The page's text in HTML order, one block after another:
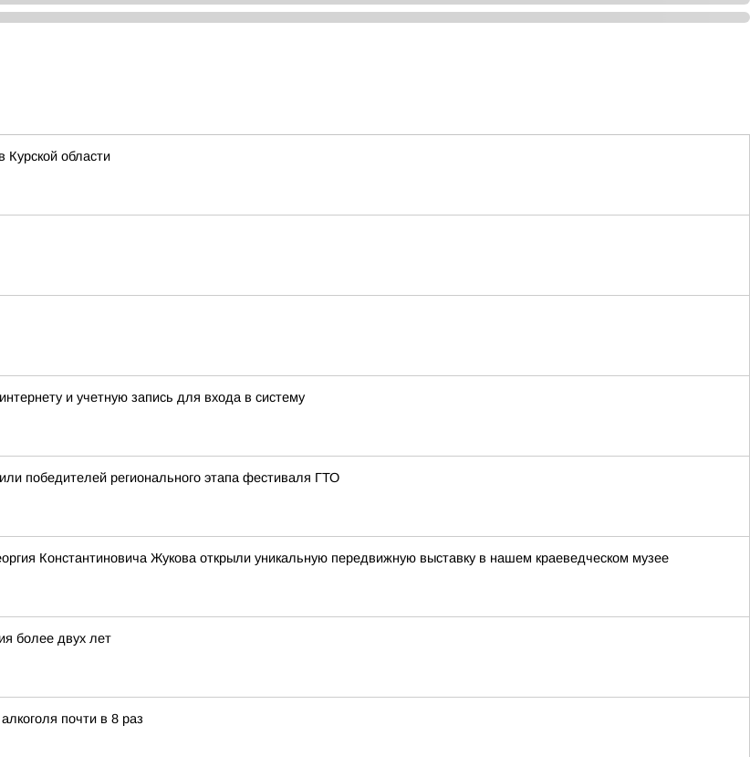
Курской области
и учетную запись для входа в систему
победителей регионального этапа фестиваля ГТО
Константиновича Жукова открыли уникальную передвижную выставку в нашем краеведческом музее
более двух лет
почти в 8 раз